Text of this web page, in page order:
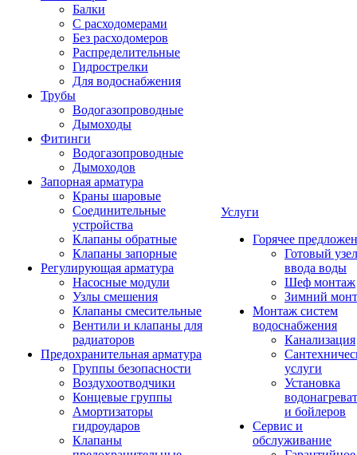
Балки
С расходомерами
Без расходомеров
Распределительные
Гидрострелки
Для водоснабжения
Трубы
Водогазопроводные
Дымоходы
Фитинги
Водогазопроводные
Дымоходов
Запорная арматура
Краны шаровые
Соединительные
устройства
Клапаны обратные
Клапаны запорные
Регулирующая арматура
Насосные модули
Узлы смешения
Клапаны смесительные
Вентили и клапаны для
радиаторов
Предохранительная арматура
Группы безопасности
Воздухоотводчики
Концевые группы
Амортизаторы
гидроударов
Клапаны
Услуги
Горячее
Готовый узел
ввода воды
Шеф монтаж
Зимний
Монтаж систем
водоснабжения
Канализация
услуги
Установка
и бойлеров
Сервис и
обслуживание